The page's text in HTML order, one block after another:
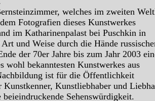
welches im zweiten
Fotografien dieses Kunstwerkes
im Katharinenpalast bei Puschkin in
und Weise durch die Hände
der 70er Jahre bis zum Jahr 2003
wohl bekanntesten Kunstwerkes aus
ist für die Öffentlichkeit
Kunstliebhaber und
Sehenswürdigkeit.